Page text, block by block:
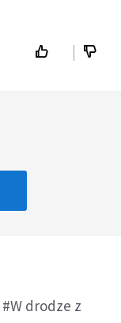
#W drodze z